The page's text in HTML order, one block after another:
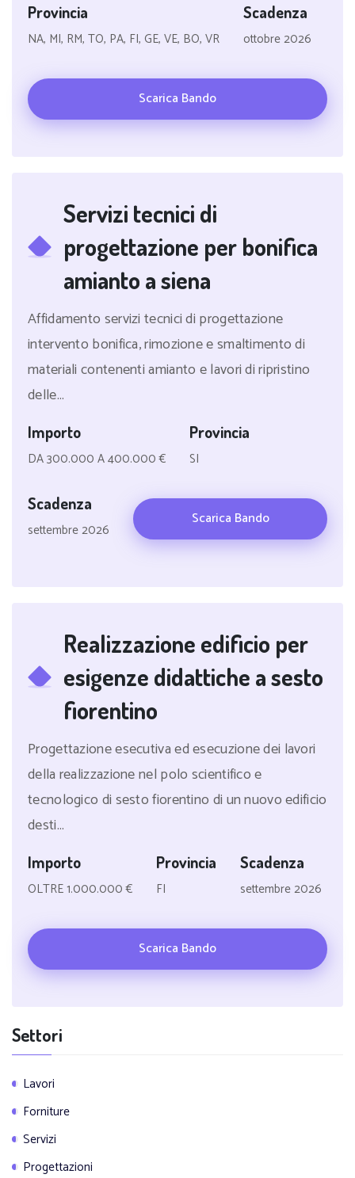
Provincia
NA, MI, RM, TO, PA, FI, GE, VE, BO, VR
Scadenza
ottobre 2026
Scarica Bando
Servizi tecnici di
progettazione per bonifica
amianto a siena
Affidamento servizi tecnici di progettazione
intervento bonifica, rimozione e smaltimento di
materiali contenenti amianto e lavori di ripristino
delle...
Importo
DA 300.000 A 400.000 €
Provincia
SI
Scadenza
settembre 2026
Scarica Bando
Realizzazione edificio per
esigenze didattiche a sesto
fiorentino
Progettazione esecutiva ed esecuzione dei lavori
della realizzazione nel polo scientifico e
tecnologico di sesto fiorentino di un nuovo edificio
desti...
Importo
OLTRE 1.000.000 €
Provincia
FI
Scadenza
settembre 2026
Scarica Bando
Settori
Lavori
Forniture
Servizi
Progettazioni